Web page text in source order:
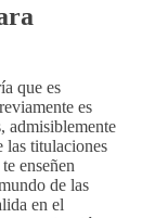
que es
es
admisiblemente
las titulaciones
enseñen
de las
en el